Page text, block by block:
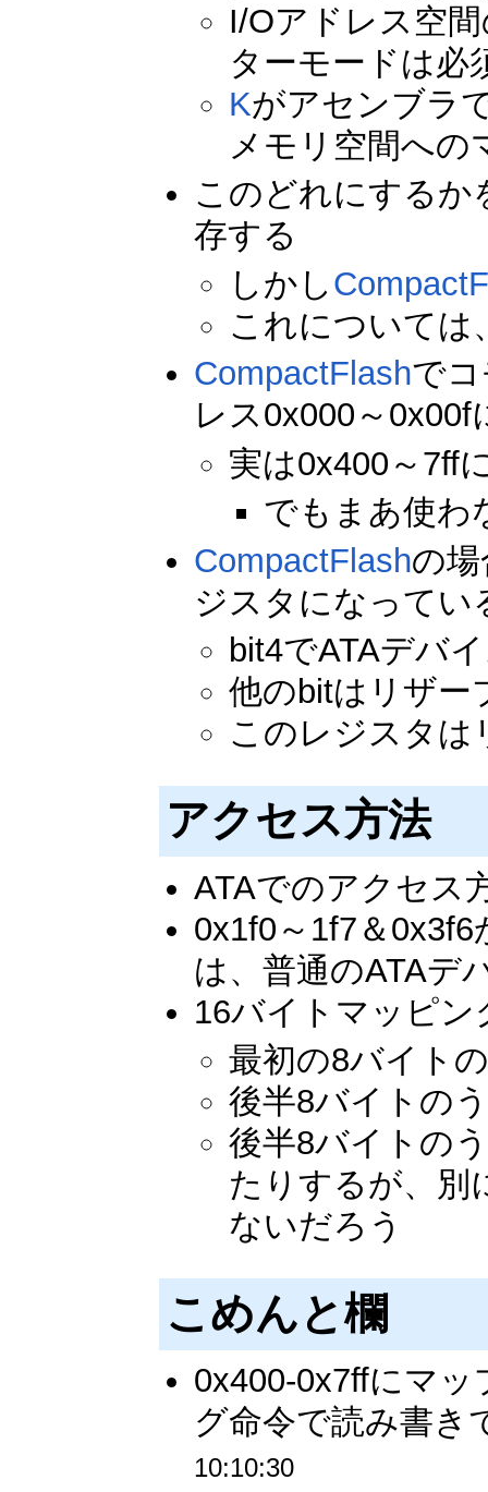
I/Oアドレス空
ターモードは必
Kがアセンブラ
メモリ空間へ
このどれにするか
存する
しかし
これについては
CompactFlashで
レス0x000～
実は0x400～7ff
でもまあ使わ
CompactFlashの
ジスタになってい
bit4でATAデバ
他のbitはリザー
このレジスタは
アクセス方法
ATAでのアクセス
0x1f0～1f7＆
は、普通のATAデ
16バイトマッピン
最初の8バイト
後半8バイトの
後半8バイトの
たりするが、別
ないだろう
こめんと欄
0x400-0x7ffにマ
グ命令で読み書
10:10:30